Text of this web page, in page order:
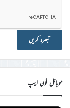
موبائل فون ایپ